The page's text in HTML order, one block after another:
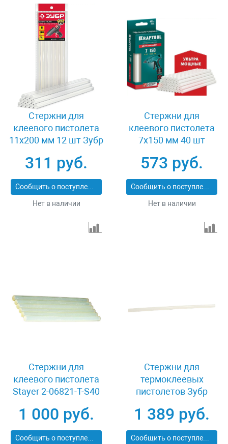
Стержни для
клеевого пистолета
11х200 мм 12 шт Зубр
311 руб.
Сообщить о поступлении
Нет в наличии
Стержни для
клеевого пистолета
7x150 мм 40 шт
573 руб.
Сообщить о поступлении
Нет в наличии
Стержни для
клеевого пистолета
Stayer 2-06821-T-S40
1 000 руб.
Сообщить о поступлении
Стержни для
термоклеевых
пистолетов Зубр
1 389 руб.
Сообщить о поступлении